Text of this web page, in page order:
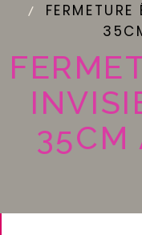
35CM